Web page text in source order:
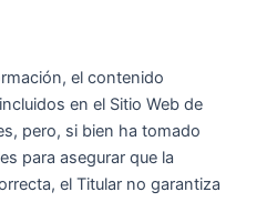
el contenido
en el Sitio Web de
pero, si bien ha tomado
para asegurar que la
el Titular no garantiza